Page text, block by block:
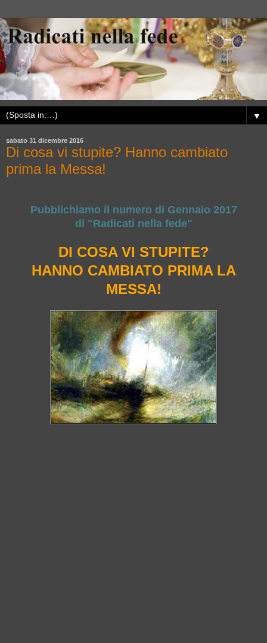
▼
sabato 31 dicembre 2016
Di cosa vi stupite? Hanno cambiato
prima la Messa!
Pubblichiamo il numero di Gennaio 2017
di "Radicati nella fede"
DI COSA VI STUPITE?
HANNO CAMBIATO PRIMA LA
MESSA!